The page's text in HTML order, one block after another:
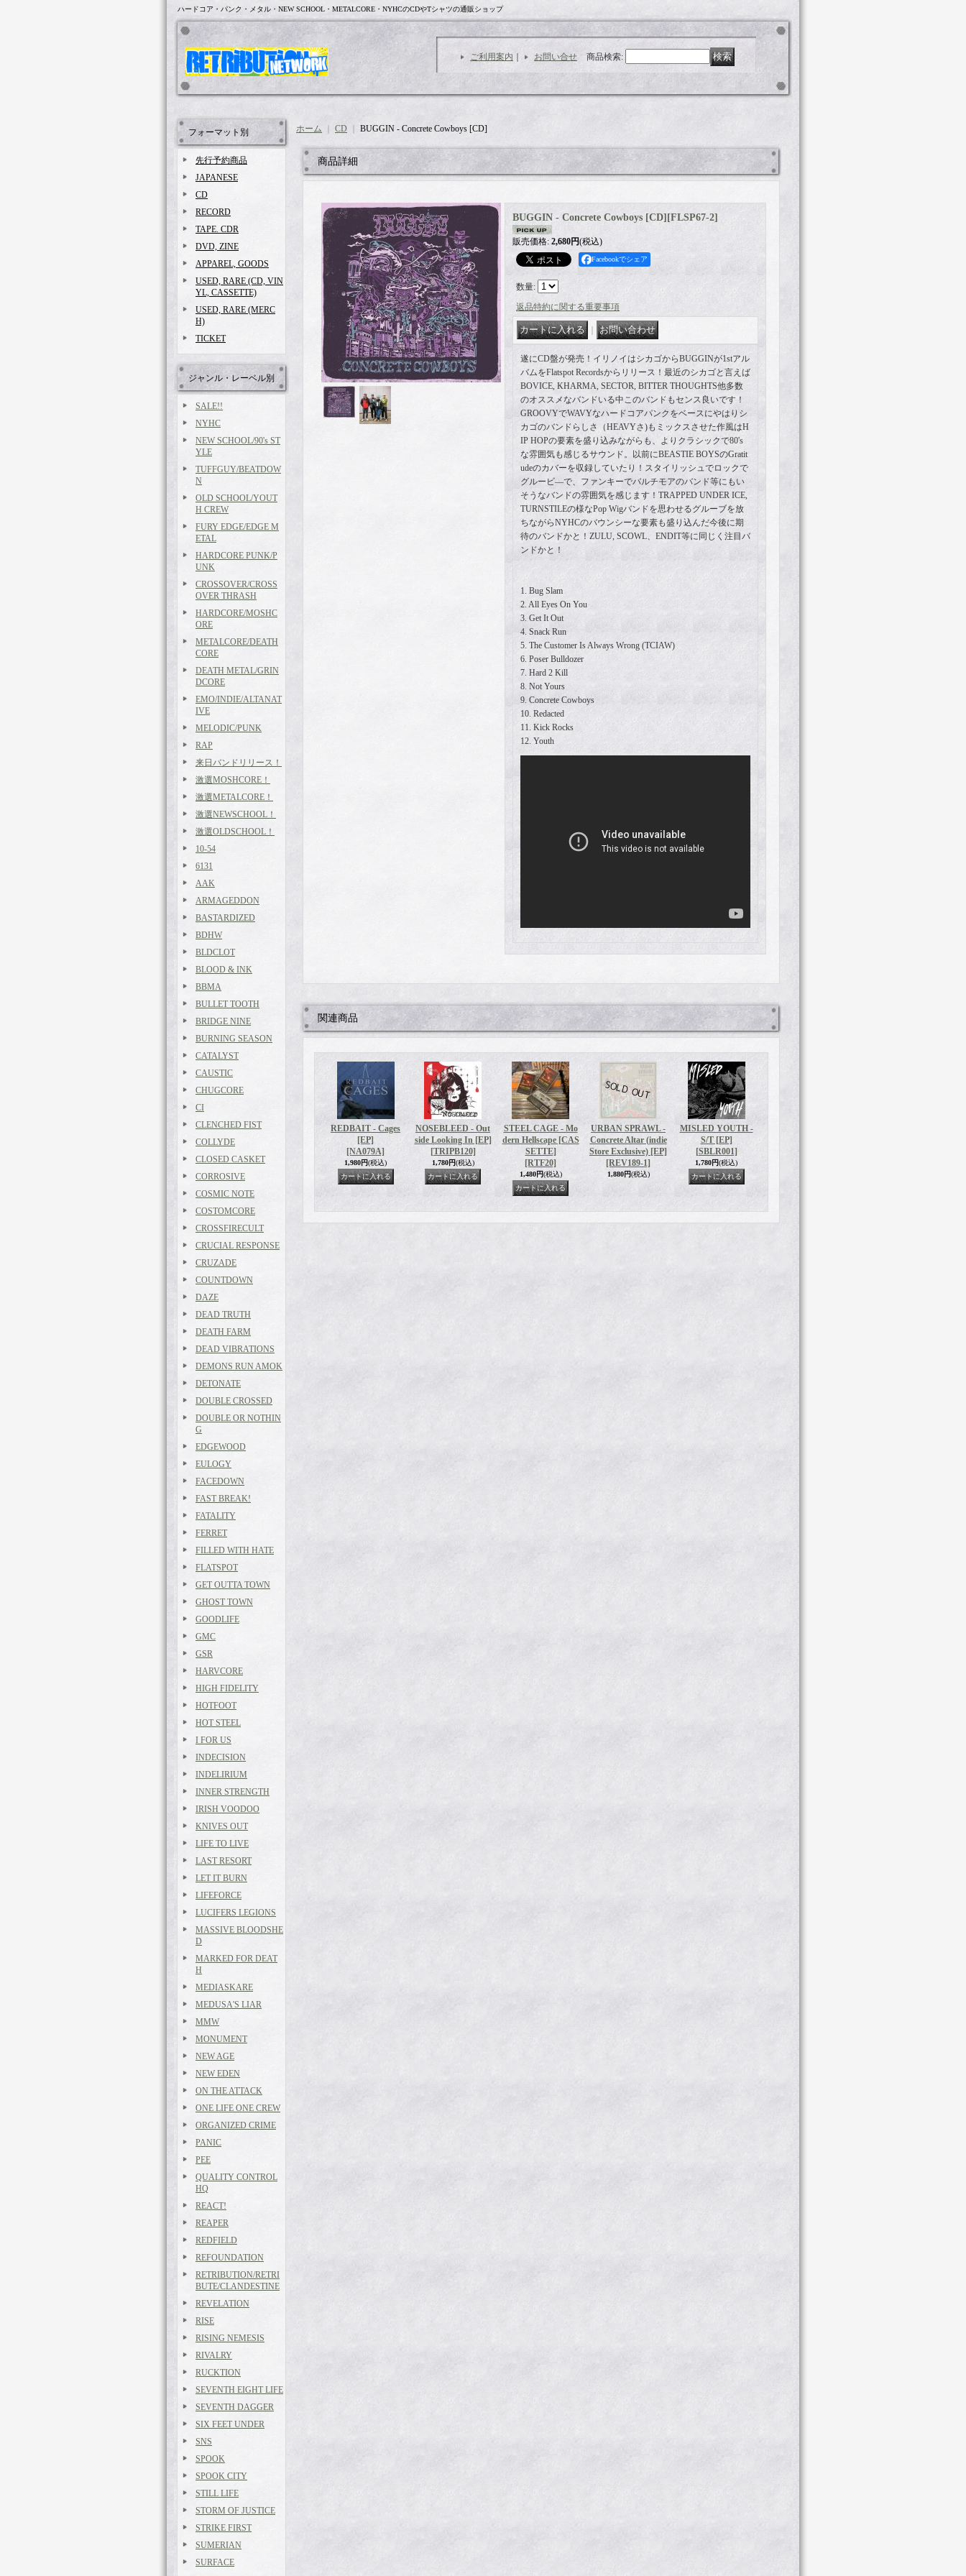
ハードコア・パンク・メタル・NEW SCHOOL・METALCORE・NYHCのCDやTシャツの通販ショップ
ご利用案内 お問い合せ 商品検索:
フォーマット別
先行予約商品
JAPANESE
CD
RECORD
TAPE. CDR
DVD, ZINE
APPAREL, GOODS
USED, RARE (CD, VIN
YL, CASSETTE)
USED, RARE (MERC
H)
TICKET
ジャンル・レーベル別
SALE!!
NYHC
NEW SCHOOL/90's ST
YLE
TUFFGUY/BEATDOW
N
OLD SCHOOL/YOUT
H CREW
FURY EDGE/EDGE M
ETAL
HARDCORE PUNK/P
UNK
CROSSOVER/CROSS
OVER THRASH
HARDCORE/MOSHC
ORE
METALCORE/DEATH
CORE
DEATH METAL/GRIN
DCORE
EMO/INDIE/ALTANAT
IVE
MELODIC/PUNK
RAP
来日バンドリリース！
激選MOSHCORE！
激選METALCORE！
激選NEWSCHOOL！
激選OLDSCHOOL！
10-54
6131
AAK
ARMAGEDDON
BASTARDIZED
BDHW
BLDCLOT
BLOOD & INK
BBMA
BULLET TOOTH
BRIDGE NINE
BURNING SEASON
CATALYST
CAUSTIC
CHUGCORE
CI
CLENCHED FIST
COLLYDE
CLOSED CASKET
CORROSIVE
COSMIC NOTE
COSTOMCORE
CROSSFIRECULT
CRUCIAL RESPONSE
CRUZADE
COUNTDOWN
DAZE
DEAD TRUTH
DEATH FARM
DEAD VIBRATIONS
DEMONS RUN AMOK
DETONATE
DOUBLE CROSSED
DOUBLE OR NOTHIN
G
EDGEWOOD
EULOGY
FACEDOWN
FAST BREAK!
FATALITY
FERRET
FILLED WITH HATE
FLATSPOT
GET OUTTA TOWN
GHOST TOWN
GOODLIFE
GMC
GSR
HARVCORE
HIGH FIDELITY
HOTFOOT
HOT STEEL
I FOR US
INDECISION
INDELIRIUM
INNER STRENGTH
IRISH VOODOO
KNIVES OUT
LIFE TO LIVE
LAST RESORT
LET IT BURN
LIFEFORCE
LUCIFERS LEGIONS
MASSIVE BLOODSHE
D
MARKED FOR DEAT
H
MEDIASKARE
MEDUSA'S LIAR
MMW
MONUMENT
NEW AGE
NEW EDEN
ON THE ATTACK
ONE LIFE ONE CREW
ORGANIZED CRIME
PANIC
PEE
QUALITY CONTROL
HQ
REACT!
REAPER
REDFIELD
REFOUNDATION
RETRIBUTION/RETRI
BUTE/CLANDESTINE
REVELATION
RISE
RISING NEMESIS
RIVALRY
RUCKTION
SEVENTH EIGHT LIFE
SEVENTH DAGGER
SIX FEET UNDER
SNS
SPOOK
SPOOK CITY
STILL LIFE
STORM OF JUSTICE
STRIKE FIRST
SUMERIAN
SURFACE
ホーム CD BUGGIN - Concrete Cowboys [CD]
商品詳細
BUGGIN - Concrete Cowboys [CD] [FLSP67-2]
販売価格: 2,680円(税込)
Facebookでシェア
数量:
返品特約に関する重要事項
遂にCD盤が発売！イリノイはシカゴからBUGGINが1stアル
バムをFlatspot Recordsからリリース！最近のシカゴと言えば
BOVICE, KHARMA, SECTOR, BITTER THOUGHTS他多数
のオススメなバンドいる中このバンドもセンス良いです！
GROOVYでWAVYなハードコアパンクをベースにやはりシ
カゴのバンドらしさ（HEAVYさ)もミックスさせた作風はH
IP HOPの要素を盛り込みながらも、よりクラシックで80's
な雰囲気も感じるサウンド。以前にBEASTIE BOYSのGratit
udeのカバーを収録していたり！スタイリッシュでロックで
グルービ―で、ファンキーでバルチモアのバンド等にもい
そうなバンドの雰囲気を感じます！TRAPPED UNDER ICE,
TURNSTILEの様なPop Wigバンドを思わせるグルーブを放
ちながらNYHCのバウンシーな要素も盛り込んだ今後に期
待のバンドかと！ZULU, SCOWL、ENDIT等に同じく注目バ
ンドかと！
1. Bug Slam
2. All Eyes On You
3. Get It Out
4. Snack Run
5. The Customer Is Always Wrong (TCIAW)
6. Poser Bulldozer
7. Hard 2 Kill
8. Not Yours
9. Concrete Cowboys
10. Redacted
11. Kick Rocks
12. Youth
関連商品
REDBAIT - Cages
[EP]
[NA079A]
1,980円(税込)
NOSEBLEED - Out
side Looking In [EP]
[TRIPB120]
1,780円(税込)
STEEL CAGE - Mo
dern Hellscape [CAS
SETTE]
[RTF20]
1,480円(税込)
URBAN SPRAWL -
Concrete Altar (indie
Store Exclusive) [EP]
[REV189-1]
1,880円(税込)
MISLED YOUTH -
S/T [EP]
[SBLR001]
1,780円(税込)